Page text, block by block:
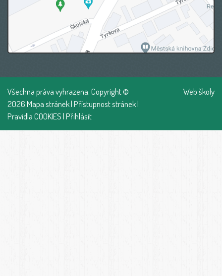
Všechna práva vyhrazena. Copyright ©
2026Mapa stránek|Přístupnost stránek|
Pravidla COOKIES|Přihlásit
Web školy